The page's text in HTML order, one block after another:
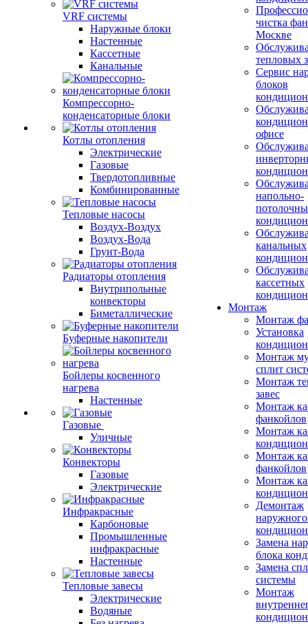
VRF системы
Наружные блоки
Настенные
Кассетные
Канальные
Компрессорно-
конденсаторные блоки
Котлы отопления
Электрические
Газовые
Твердотопливные
Комбинированные
Тепловые насосы
Воздух-Воздух
Воздух-Вода
Грунт-Вода
Радиаторы отопления
Внутрипольные
конвекторы
Биметаллические
Буферные накопители
Бойлеры косвенного
нагрева
Настенные
Газовые
Уличные
Конвекторы
Газовые
Электрические
Инфракрасные
Карбоновые
Промышленные
инфракрасные
Настенные
Тепловые завесы
Электрические
Водяные
чистка
Москве
тепловых
Сервис
блоков
офисе
напольно-
канальных
кассетных
Монтаж
Монтаж
Установка
Монтаж
сплит
Монтаж
завес
Монтаж
фанкойлов
Монтаж
Монтаж
фанкойлов
Монтаж
Демонтаж
Замена
блока
Замена
системы
Монтаж